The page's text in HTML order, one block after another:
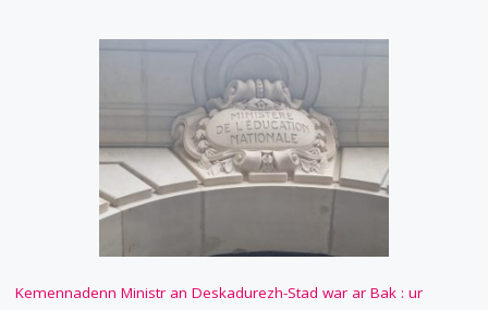
Kemennadenn Ministr an Deskadurezh-Stad war ar Bak : ur